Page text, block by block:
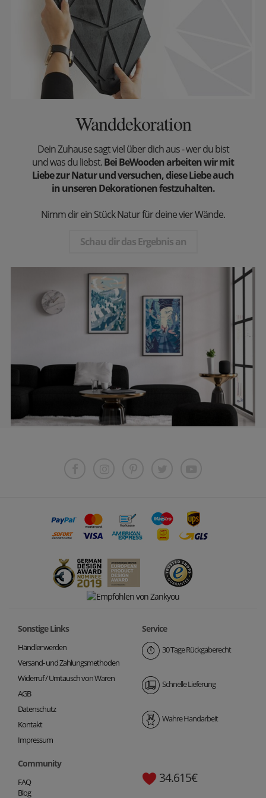
Wanddekoration
Dein Zuhause sagt viel über dich aus - wer du bist
und was du liebst.Bei BeWooden arbeiten wir mit
Liebe zur Natur und versuchen, diese Liebe auch
in unseren Dekorationen festzuhalten.
Nimm dir ein Stück Natur für deine vier Wände.
Schau dir das Ergebnis an
Sonstige Links
Händler werden
Versand- und Zahlungsmethoden
Widerruf / Umtausch von Waren
AGB
Datenschutz
Kontakt
Impressum
Service
30 Tage Rückgaberecht
Schnelle Lieferung
Wahre Handarbeit
Community
FAQ
Blog
34.615€